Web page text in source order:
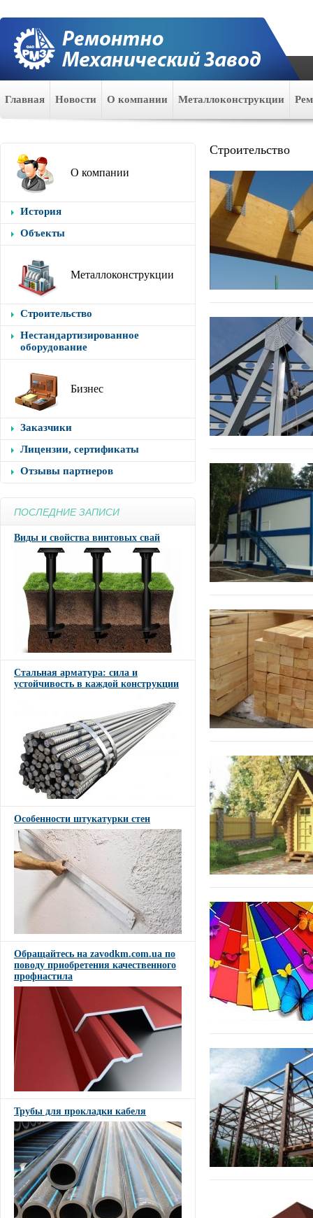
Главная Новости О компании Металлоконструкции
О компании
История
Объекты
Металлоконструкции
Строительство
Нестандартизированное
оборудование
Бизнес
Заказчики
Лицензии, сертификаты
Отзывы партнеров
ПОСЛЕДНИЕ ЗАПИСИ
Виды и свойства винтовых свай
Стальная арматура: сила и
устойчивость в каждой конструкции
Особенности штукатурки стен
Обращайтесь на zavodkm.com.ua по
поводу приобретения качественного
профнастила
Трубы для прокладки кабеля
Строительство